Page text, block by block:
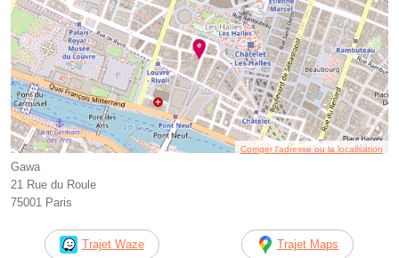
Corriger l’adresse ou la localisation
Gawa
21 Rue du Roule
75001 Paris
Trajet Waze Trajet Maps